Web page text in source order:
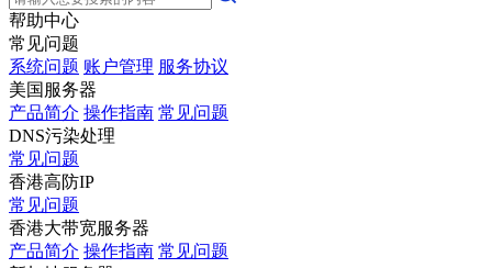
帮助中心
常见问题
系统问题 账户管理 服务协议
美国服务器
产品简介 操作指南 常见问题
DNS污染处理
常见问题
香港高防IP
常见问题
香港大带宽服务器
产品简介 操作指南 常见问题